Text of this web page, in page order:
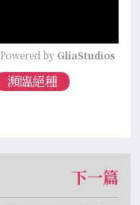
Powered by GliaStudios
瀕臨絕種
下一篇